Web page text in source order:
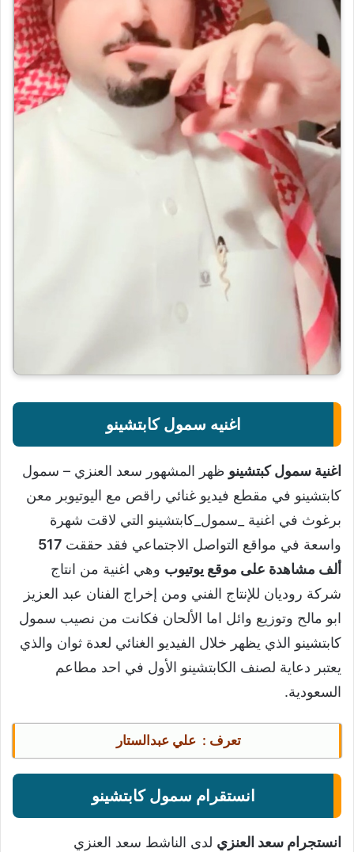
اغنيه سمول كابتشينو
اغنية سمول كبتشينو ظهر المشهور سعد العنزي – سمول
كابتشينو في مقطع فيديو غنائي راقص مع اليوتيوبر معن
برغوث في اغنية _سمول_كابتشينو التي لاقت شهرة
واسعة في مواقع التواصل الاجتماعي فقد حققت 517
ألف مشاهدة على موقع يوتيوب وهي اغنية من انتاج
شركة روديان للإنتاج الفني ومن إخراج الفنان عبد العزيز
ابو مالح وتوزيع وائل اما الألحان فكانت من نصيب سمول
كابتشينو الذي يظهر خلال الفيديو الغنائي لعدة ثوان والذي
يعتبر دعاية لصنف الكابتشينو الأول في احد مطاعم
السعودية.
تعرف : علي عبدالستار
انستقرام سمول كابتشينو
انستجرام سعد العنزي لدى الناشط سعد العنزي